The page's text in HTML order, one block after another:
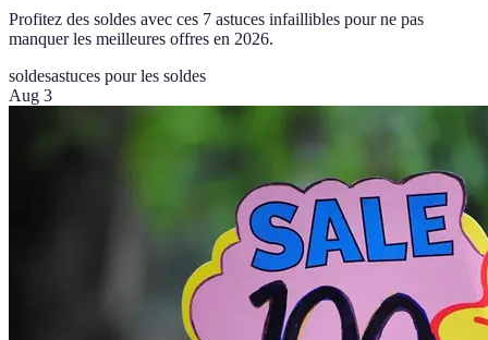
Profitez des soldes avec ces 7 astuces infaillibles pour ne pas
manquer les meilleures offres en 2026.
soldesastuces pour les soldes
Aug 3